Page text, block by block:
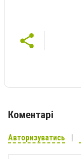
Коментарі
Авторизуватись